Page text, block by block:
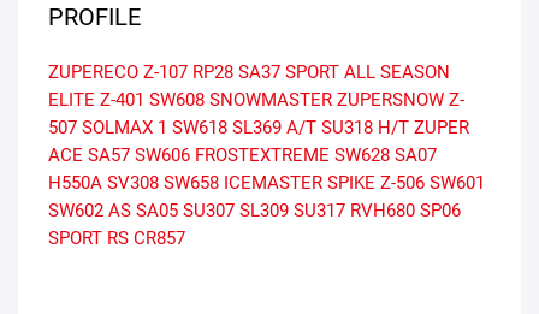
PROFILE
ZUPERECO Z-107 RP28 SA37 SPORT ALL SEASON
ELITE Z-401 SW608 SNOWMASTER ZUPERSNOW Z-
507 SOLMAX 1 SW618 SL369 A/T SU318 H/T ZUPER
ACE SA57 SW606 FROSTEXTREME SW628 SA07
H550A SV308 SW658 ICEMASTER SPIKE Z-506 SW601
SW602 AS SA05 SU307 SL309 SU317 RVH680 SP06
SPORT RS CR857